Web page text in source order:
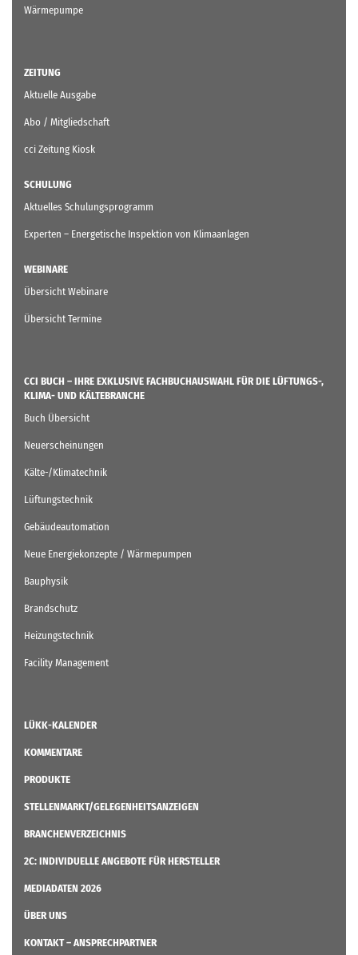
Wärmepumpe
ZEITUNG
Aktuelle Ausgabe
Abo / Mitgliedschaft
cci Zeitung Kiosk
SCHULUNG
Aktuelles Schulungsprogramm
Experten – Energetische Inspektion von Klimaanlagen
WEBINARE
Übersicht Webinare
Übersicht Termine
CCI BUCH – IHRE EXKLUSIVE FACHBUCHAUSWAHL FÜR DIE LÜFTUNGS-,
KLIMA- UND KÄLTEBRANCHE
Buch Übersicht
Neuerscheinungen
Kälte-/Klimatechnik
Lüftungstechnik
Gebäudeautomation
Neue Energiekonzepte / Wärmepumpen
Bauphysik
Brandschutz
Heizungstechnik
Facility Management
LÜKK-KALENDER
KOMMENTARE
PRODUKTE
STELLENMARKT/GELEGENHEITSANZEIGEN
BRANCHENVERZEICHNIS
2C: INDIVIDUELLE ANGEBOTE FÜR HERSTELLER
MEDIADATEN 2026
ÜBER UNS
KONTAKT – ANSPRECHPARTNER